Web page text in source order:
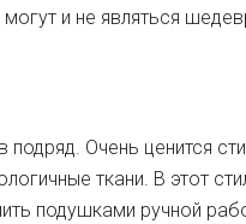
могут и не являться
Очень ценится
ткани. В этот
подушками ручной